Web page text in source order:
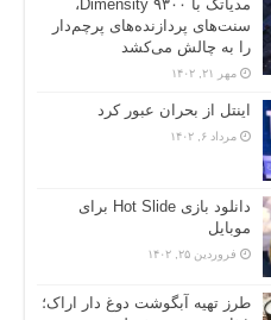
مدیاتک با Dimensity ۹۳۰۰،
سنت‌های پردازنده‌های پرچم‌دار
را به چالش می‌کشد
مهر ۲۱, ۱۴۰۲
اینتل از بحران عبور کرد
مرداد ۶, ۱۴۰۲
دانلود بازی Hot Slide برای
موبایل
فروردین ۲۵, ۱۴۰۲
طرز تهیه آبگوشت دوغ دار اراک؛